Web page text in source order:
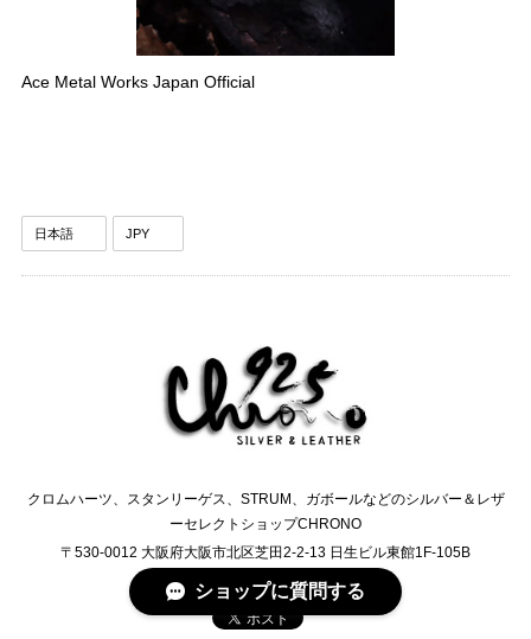
Ace Metal Works Japan Official
クロムハーツ、スタンリーゲス、STRUM、ガボールなどのシルバー＆レザ
ーセレクトショップCHRONO
〒530-0012 大阪府大阪市北区芝田2-2-13 日生ビル東館1F-105B
TEL:0120-6245-76
ショップに質問する